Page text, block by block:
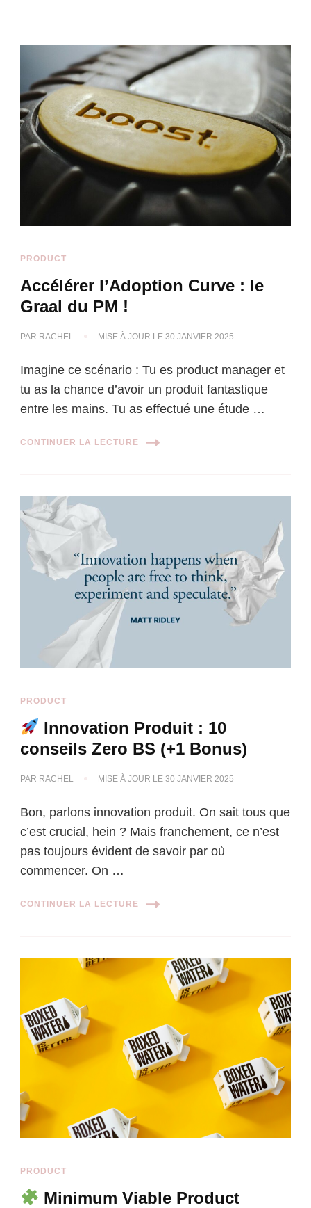
PRODUCT
Accélérer l’Adoption Curve : le
Graal du PM !
PAR RACHEL MISE À JOUR LE 30 JANVIER 2025
Imagine ce scénario : Tu es product manager et
tu as la chance d’avoir un produit fantastique
entre les mains. Tu as effectué une étude …
CONTINUER LA LECTURE
PRODUCT
Innovation Produit : 10
conseils Zero BS (+1 Bonus)
PAR RACHEL MISE À JOUR LE 30 JANVIER 2025
Bon, parlons innovation produit. On sait tous que
c’est crucial, hein ? Mais franchement, ce n’est
pas toujours évident de savoir par où
commencer. On …
CONTINUER LA LECTURE
PRODUCT
Minimum Viable Product